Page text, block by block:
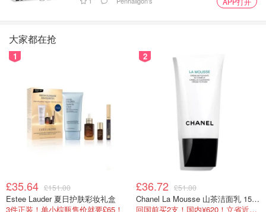
大家都在抢
1
£35.64 £151.00
Estee Lauder 夏日护肤彩妆礼盒
3件正装！单小棕瓶售价就要£65！
2
£36.72 £51.00
Chanel La Mousse 山茶洁面乳 150ml
回国前买2支！国内¥620！立省近一半！